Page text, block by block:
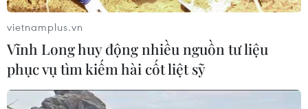
CƠ QUAN CHỦ QUẢN: THÔNG TẤN XÃ VIỆT NAM
Phó Tổng Biên tập: NGUYỄN THỊ TÁM, KHÚC THANH
vietnamplus.vn
Vĩnh Long huy động nhiều nguồn tư liệu
phục vụ tìm kiếm hài cốt liệt sỹ